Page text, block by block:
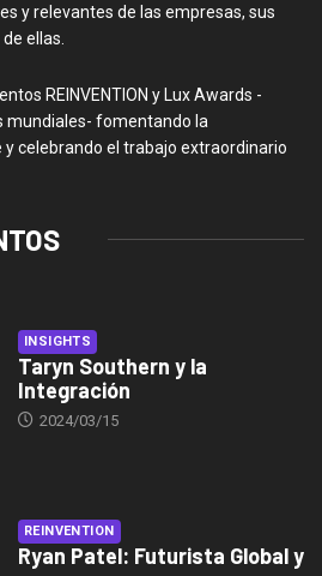
y relevantes de las empresas, sus
ellas.
REINVENTION y Lux Awards -
mundiales- fomentando la
celebrando el trabajo extraordinario
INSIGHTS
Taryn Southern y la
Integración
2024/03/15
REINVENTION
Ryan Patel: Futurista Global y